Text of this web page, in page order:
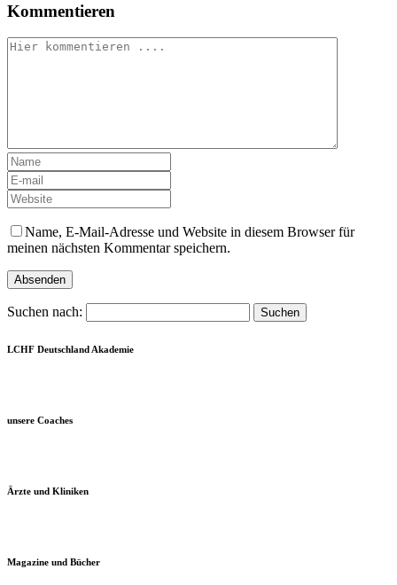
Kommentieren
Name, E-Mail-Adresse und Website in diesem Browser für
meinen nächsten Kommentar speichern.
Suchen nach:
LCHF Deutschland Akademie
unsere Coaches
Ärzte und Kliniken
Magazine und Bücher